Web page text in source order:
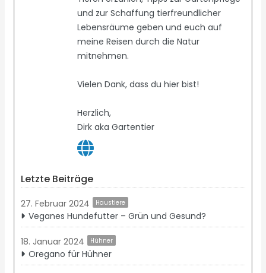
und zur Schaffung tierfreundlicher
Lebensräume geben und euch auf
meine Reisen durch die Natur
mitnehmen.
Vielen Dank, dass du hier bist!
Herzlich,
Dirk aka Gartentier
Letzte Beiträge
27. Februar 2024 Haustiere
Veganes Hundefutter – Grün und Gesund?
18. Januar 2024 Hühner
Oregano für Hühner